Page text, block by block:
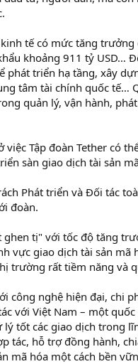
tế có mức tăng
khoảng 911 tỷ USD…
phát triển hạ tầng, xây
tâm tài chính quốc tế…
quản lý, vận hành,
Tập đoàn Tether có
sàn giao dịch tài sản
Phát triển và Đối tác
đoàn.
tị" với tốc độ tăng
vực giao dịch tài sản mã
trường rất tiềm năng và
công nghệ hiện đại, chi
với Việt Nam – một
tốt các giao dịch trong
tác, hỗ trợ đồng hành,
mã hóa một cách bền